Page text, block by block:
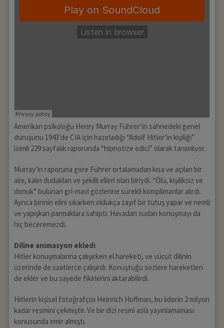
Amerikan psikoloğu Henry Murray Führer’in sahnedeki genel
duruşunu 1943’de CIA için hazırladığı “Adolf Hitler’in kişiliği”
isimli 229 sayfalık raporunda “hipnotize edici” olarak tanımlıyor.
Murray’in raporuna göre Führer ortalamadan kısa ve açılan bir
alnı, kalın dudakları ve şekilli elleri olan biriydi. “Ölü, kişiliksiz ve
donuk” bulunan gri-mavi gözlerine sürekli komplimanlar alırdı.
Ayrıca birinin elini sıkarken oldukça zayıf bir tutuş yapar ve nemli
ve yapışkan parmaklara sahipti. Havadan sudan konuşmayı da
hiç beceremezdi.
Diline animasyon ekledi
Hitler konuşmalarına çalışırken el hareketi, ve vücut dilinin
üzerinde de saatlerce çalışırdı. Konuştuğu sözlere hareketleri
de ekler ve bu sayede fikirlerini aktarabilirdi.
Hitlerin kişisel fotoğrafçısı Heinrich Hoffman, bu liderin 2 milyon
kadar resmini çekmiştir. Ve bir dizi resmi asla yayınlamaması
konusunda emir almıştı.